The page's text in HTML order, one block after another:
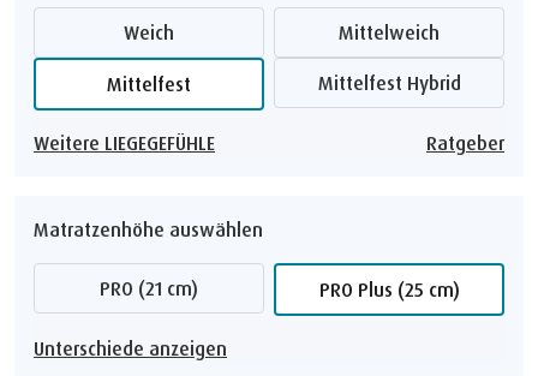
Weich Mittelweich
Mittelfest Mittelfest Hybrid
Weitere LIEGEGEFÜHLE Ratgeber
Matratzenhöhe auswählen
PRO (21 cm) PRO Plus (25 cm)
Unterschiede anzeigen